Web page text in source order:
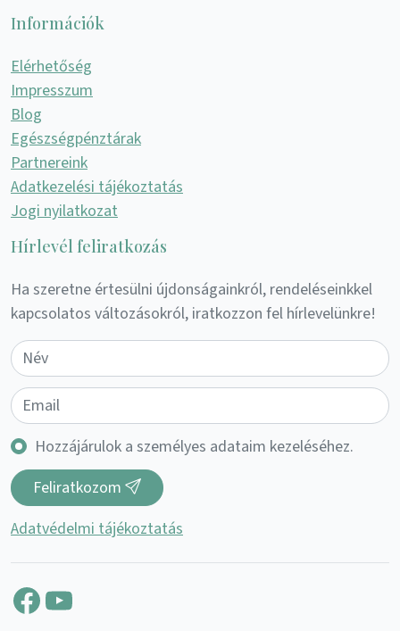
Információk
Elérhetőség
Impresszum
Blog
Egészségpénztárak
Partnereink
Adatkezelési tájékoztatás
Jogi nyilatkozat
Hírlevél feliratkozás
Ha szeretne értesülni újdonságainkról, rendeléseinkkel
kapcsolatos változásokról, iratkozzon fel hírlevelünkre!
Hozzájárulok a személyes adataim kezeléséhez.
Feliratkozom
Adatvédelmi tájékoztatás
Facebook
YouTube